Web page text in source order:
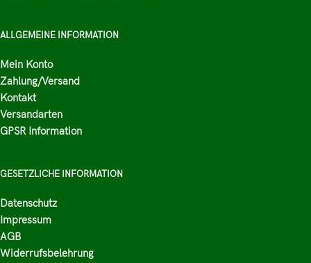
ALLGEMEINE INFORMATION
Mein Konto
Zahlung/Versand
Kontakt
Versandarten
GPSR Information
GESETZLICHE INFORMATION
Datenschutz
Impressum
AGB
Widerrufsbelehrung